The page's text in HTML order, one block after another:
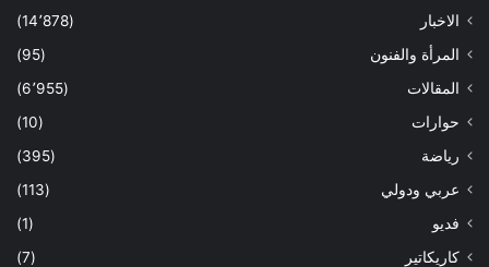
الاخبار
(14٬878)
المرأة والفنون
(95)
المقالات
(6٬955)
حوارات
(10)
رياضة
(395)
عربي ودولي
(113)
فديو
(1)
كاريكاتير
(7)